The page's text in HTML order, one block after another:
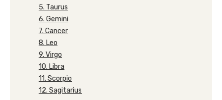
5. Taurus
6. Gemini
7. Cancer
8. Leo
9. Virgo
10. Libra
11. Scorpio
12. Sagitarius